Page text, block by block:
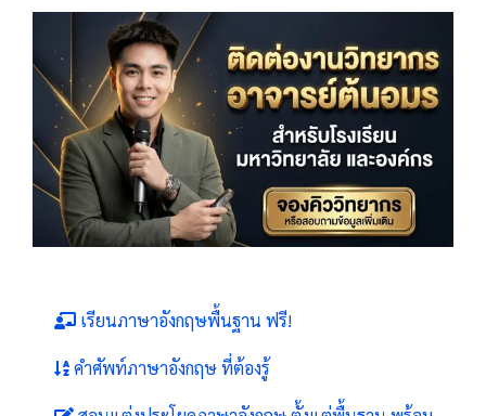
เรียนภาษาอังกฤษพื้นฐาน ฟรี!
คำศัพท์ภาษาอังกฤษ ที่ต้องรู้